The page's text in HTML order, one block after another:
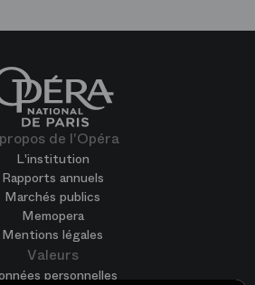
de l'Opéra
L'institution
Rapports annuels
Marchés publics
Memopera
Mentions légales
Valeurs
personnelles